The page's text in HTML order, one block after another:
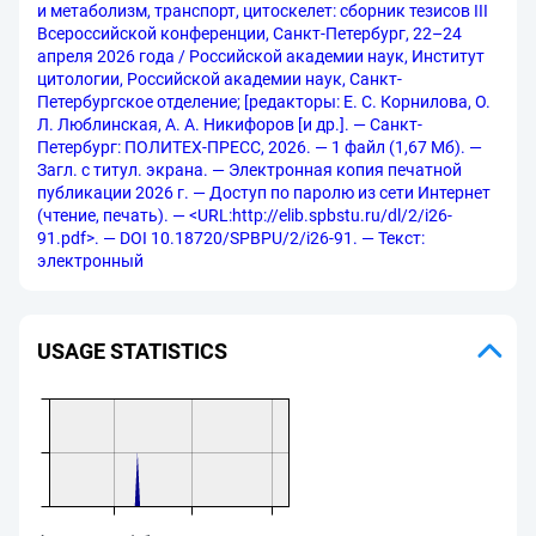
и метаболизм, транспорт, цитоскелет: сборник тезисов III
Всероссийской конференции, Санкт-Петербург, 22–24
апреля 2026 года / Российской академии наук, Институт
цитологии, Российской академии наук, Санкт-
Петербургское отделение; [редакторы: Е. С. Корнилова, О.
Л. Люблинская, А. А. Никифоров [и др.]. — Санкт-
Петербург: ПОЛИТЕХ-ПРЕСС, 2026. — 1 файл (1,67 Мб). —
Загл. с титул. экрана. — Электронная копия печатной
публикации 2026 г. — Доступ по паролю из сети Интернет
(чтение, печать). — <URL:http://elib.spbstu.ru/dl/2/i26-
91.pdf>. — DOI 10.18720/SPBPU/2/i26-91. — Текст:
электронный
USAGE STATISTICS